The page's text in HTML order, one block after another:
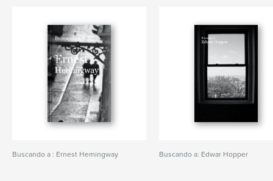
Buscando a : Ernest Hemingway Buscando a: Edwar Hopper